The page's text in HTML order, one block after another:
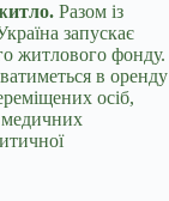
Разом із
запускає
житлового фонду.
в оренду
осіб,
медичних